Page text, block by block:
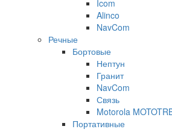
Icom
Alinco
NavCom
Речные
Бортовые
Нептун
Гранит
NavCom
Связь
Motorola
Портативные